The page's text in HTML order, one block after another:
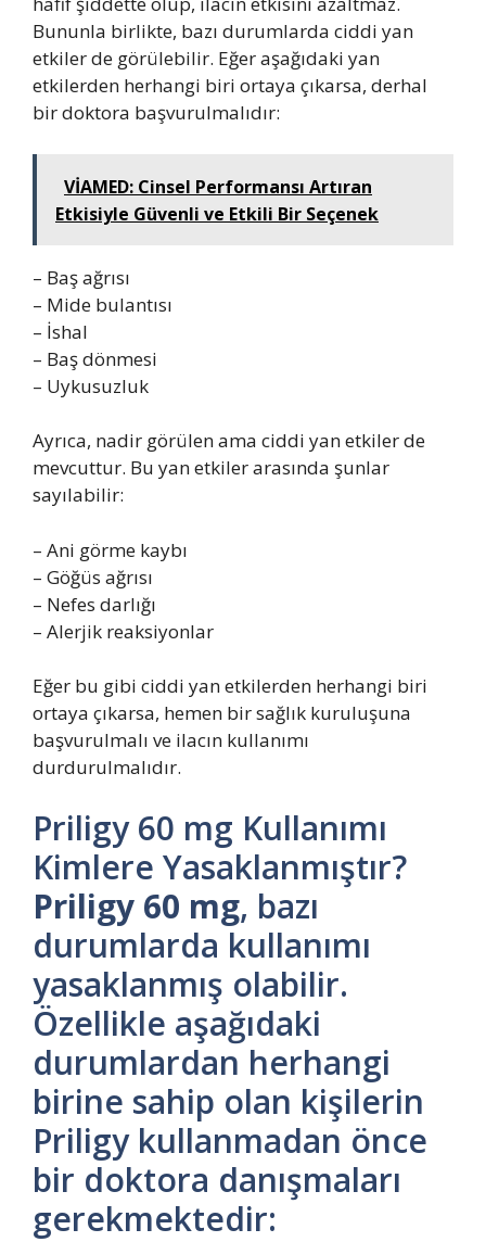
Bununla birlikte, bazı durumlarda ciddi yan
etkiler de görülebilir. Eğer aşağıdaki yan
etkilerden herhangi biri ortaya çıkarsa, derhal
bir doktora başvurulmalıdır:
VİAMED: Cinsel Performansı Artıran
Etkisiyle Güvenli ve Etkili Bir Seçenek
– Baş ağrısı
– Mide bulantısı
– İshal
– Baş dönmesi
– Uykusuzluk
Ayrıca, nadir görülen ama ciddi yan etkiler de
mevcuttur. Bu yan etkiler arasında şunlar
sayılabilir:
– Ani görme kaybı
– Göğüs ağrısı
– Nefes darlığı
– Alerjik reaksiyonlar
Eğer bu gibi ciddi yan etkilerden herhangi biri
ortaya çıkarsa, hemen bir sağlık kuruluşuna
başvurulmalı ve ilacın kullanımı
durdurulmalıdır.
Priligy 60 mg Kullanımı
Kimlere Yasaklanmıştır?
Priligy 60 mg, bazı
durumlarda kullanımı
yasaklanmış olabilir.
Özellikle aşağıdaki
durumlardan herhangi
birine sahip olan kişilerin
Priligy kullanmadan önce
bir doktora danışmaları
gerekmektedir: